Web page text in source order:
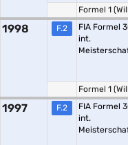
Formel 1
1998 F.2
FIA Formel
int.
Formel 1
1997 F.2
FIA Formel
int.